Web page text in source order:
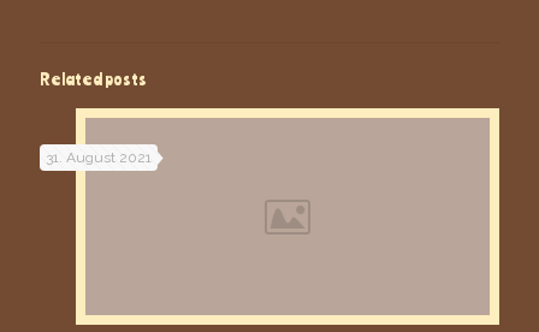
Related posts
31. August 2021